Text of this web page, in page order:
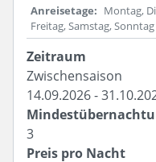
Anreisetage
Montag,
Freitag, Samstag, Sonntag
Zwischensaison
14.09.2026 -
3